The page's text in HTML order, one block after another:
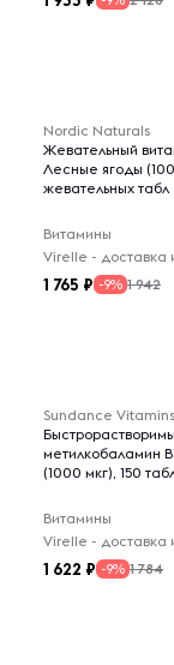
Nordic Naturals
Жевательный
Лесные ягоды
жевательных табл
Витамины
1 765 -9% 1 942
Sundance Vitamins
метилкобаламин
(1000 мкг), 150
Витамины
1 622 -9% 1 784